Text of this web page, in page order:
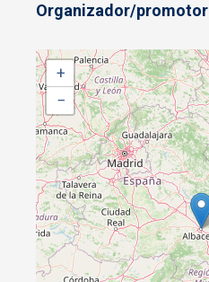
Organizador/promotor
+
−